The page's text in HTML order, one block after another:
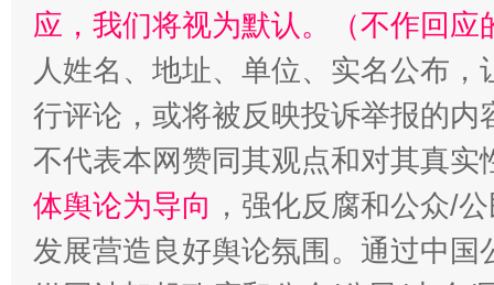
如何以同查同治破解风腐交织难题 养老服
应，我们将视为默认。（不作回应
人姓名、地址、单位、实名公布
行评论，或将被反映投诉举报的
不代表本网赞同其观点和对其真实
体舆论为导向 ，强化反腐和公众/
发展营造良好舆论氛围。通过中